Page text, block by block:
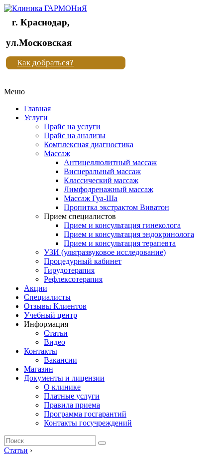
Клиника
"Новая
жизнь"
Клиника
жизнь"
г. Краснодар,
ул.Московская
Как добраться?
Меню
Главная
Услуги
Прайс на услуги
Прайс на анализы
Комплексная диагностика
Массаж
Антицеллюлитный массаж
Висцеральный массаж
Классический массаж
Лимфодренажный массаж
Массаж Гуа-Ша
Пропитка экстрактом Виватон
Прием специалистов
Прием и консультация гинеколога
Прием и консультация эндокринолога
Прием и консультация терапевта
УЗИ (ультразвуковое исследование)
Процедурный кабинет
Гирудотерапия
Рефлексотерапия
Акции
Специалисты
Отзывы Клиентов
Учебный центр
Информация
Статьи
Видео
Контакты
Вакансии
Магазин
Документы и лицензии
О клинике
Платные услуги
Правила приема
Программа госгарантий
Контакты госучреждений
Статьи ›